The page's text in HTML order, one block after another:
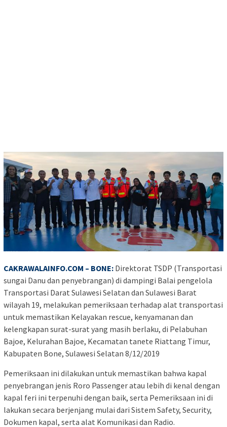
CAKRAWALAINFO.COM – BONE: Direktorat TSDP (Transportasi
sungai Danu dan penyebrangan) di dampingi Balai pengelola
Transportasi Darat Sulawesi Selatan dan Sulawesi Barat
wilayah 19, melakukan pemeriksaan terhadap alat transportasi
untuk memastikan Kelayakan rescue, kenyamanan dan
kelengkapan surat-surat yang masih berlaku, di Pelabuhan
Bajoe, Kelurahan Bajoe, Kecamatan tanete Riattang Timur,
Kabupaten Bone, Sulawesi Selatan 8/12/2019
Pemeriksaan ini dilakukan untuk memastikan bahwa kapal
penyebrangan jenis Roro Passenger atau lebih di kenal dengan
kapal feri ini terpenuhi dengan baik, serta Pemeriksaan ini di
lakukan secara berjenjang mulai dari Sistem Safety, Security,
Dokumen kapal, serta alat Komunikasi dan Radio.